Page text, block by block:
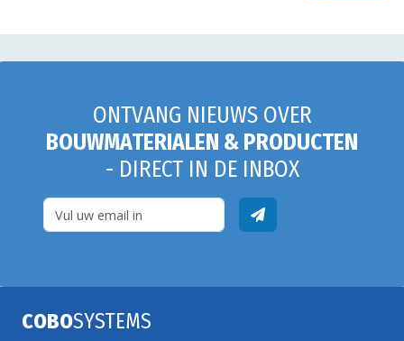
ONTVANG NIEUWS OVER
BOUWMATERIALEN & PRODUCTEN
- DIRECT IN DE INBOX
COBOSYSTEMS